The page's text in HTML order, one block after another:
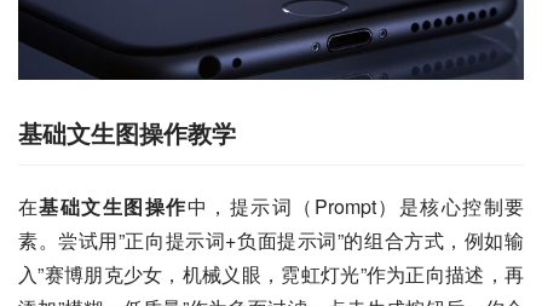
基础文生图操作教学
在基础文生图操作中，提示词（Prompt）是核心控制要
素。尝试用”正向提示词+负面提示词”的组合方式，例如输
入”赛博朋克少女，机械义眼，霓虹灯光”作为正向描述，再